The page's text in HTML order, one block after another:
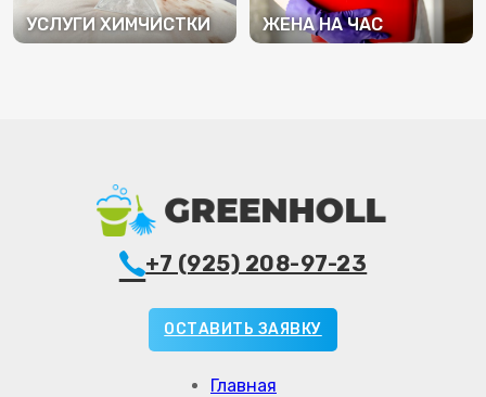
УСЛУГИ ХИМЧИСТКИ ЖЕНА НА ЧАС
Главная
+7 (925) 208-97-23
ОСТАВИТЬ ЗАЯВКУ